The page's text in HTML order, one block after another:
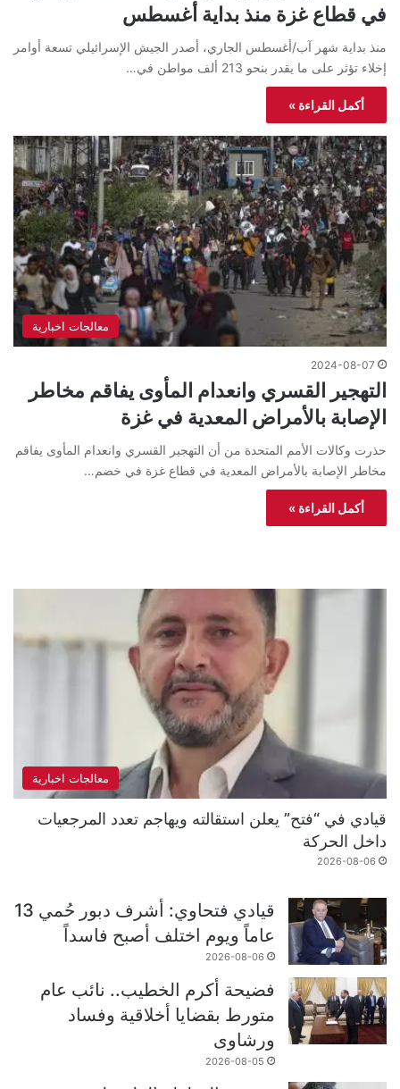
في قطاع غزة منذ بداية أغسطس
منذ بداية شهر آب/أغسطس الجاري، أصدر الجيش الإسرائيلي تسعة أوامر
إخلاء تؤثر على ما يقدر بنحو 213 ألف مواطن في…
أكمل القراءة »
معالجات اخبارية
2024-08-07
التهجير القسري وانعدام المأوى يفاقم مخاطر
الإصابة بالأمراض المعدية في غزة
حذرت وكالات الأمم المتحدة من أن التهجير القسري وانعدام المأوى يفاقم
مخاطر الإصابة بالأمراض المعدية في قطاع غزة في خضم…
أكمل القراءة »
معالجات اخبارية
قيادي في “فتح” يعلن استقالته ويهاجم تعدد المرجعيات
داخل الحركة
2026-08-06
قيادي فتحاوي: أشرف دبور حُمي 13
عاماً ويوم اختلف أصبح فاسداً
2026-08-06
فضيحة أكرم الخطيب.. نائب عام
متورط بقضايا أخلاقية وفساد
ورشاوى
2026-08-05